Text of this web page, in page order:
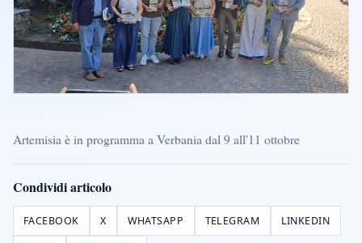
Artemisia è in programma a Verbania dal 9 all'11 ottobre
Condividi articolo
FACEBOOK X WHATSAPP TELEGRAM LINKEDIN